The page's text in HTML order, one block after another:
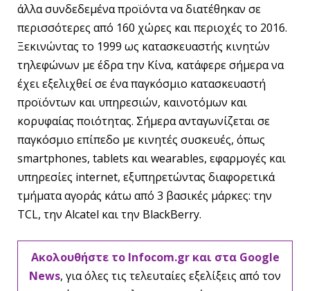
άλλα συνδεδεμένα προϊόντα να διατέθηκαν σε
περισσότερες από 160 χώρες και περιοχές το 2016.
Ξεκινώντας το 1999 ως κατασκευαστής κινητών
τηλεφώνων με έδρα την Κίνα, κατάφερε σήμερα να
έχει εξελιχθεί σε ένα παγκόσμιο κατασκευαστή
προϊόντων και υπηρεσιών, καινοτόμων και
κορυφαίας ποιότητας. Σήμερα ανταγωνίζεται σε
παγκόσμιο επίπεδο με κινητές συσκευές, όπως
smartphones, tablets και wearables, εφαρμογές και
υπηρεσίες internet, εξυπηρετώντας διαφορετικά
τμήματα αγοράς κάτω από 3 βασικές μάρκες: την
TCL, την Alcatel και την BlackBerry.
Ακολουθήστε το Infocom.gr και στα Google
News, για όλες τις τελευταίες εξελίξεις από τον